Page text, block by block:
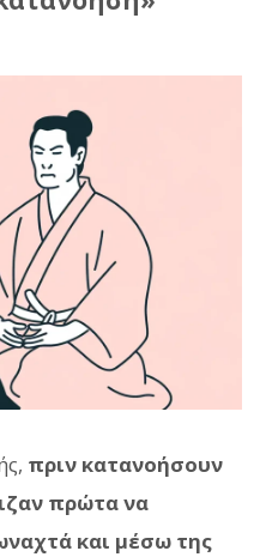
πριν κατανοήσουν
πρώτα να
και μέσω της